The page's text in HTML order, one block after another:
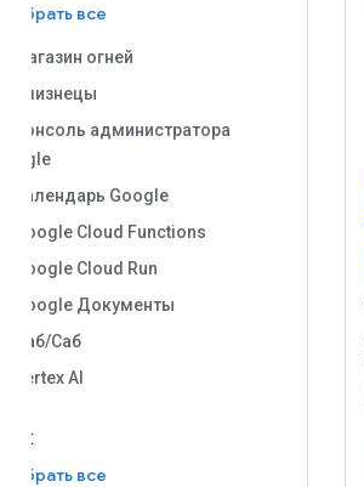
Выбрать все
Магазин огней
Близнецы
Консоль администратора
Google
Календарь Google
Google Cloud Functions
Google Cloud Run
Google Документы
Паб/Саб
Vertex AI
Язык
Выбрать все